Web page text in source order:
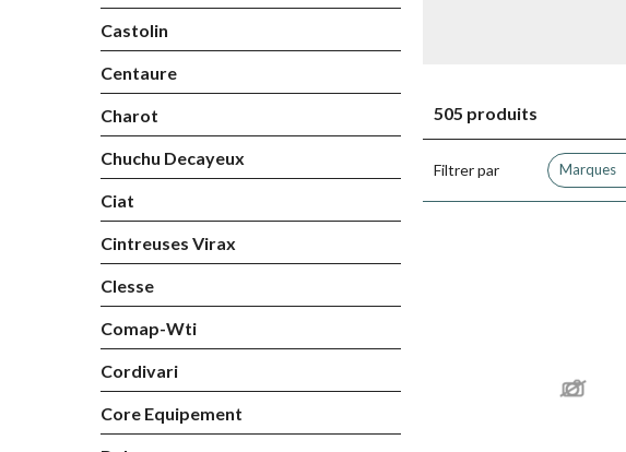
Castolin
Centaure
Charot
Chuchu Decayeux
Ciat
Cintreuses Virax
Clesse
Comap-Wti
Cordivari
Core Equipement
505 produits
Filtrer par Marques